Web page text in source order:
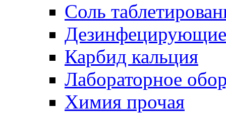
Соль
Дезинфецирующие
Карбид кальция
Лабораторное
Химия прочая